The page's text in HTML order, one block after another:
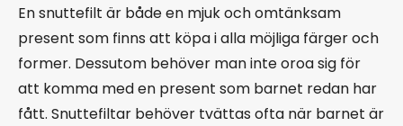
En snuttefilt är både en mjuk och omtänksam
present som finns att köpa i alla möjliga färger och
former. Dessutom behöver man inte oroa sig för
att komma med en present som barnet redan har
fått. Snuttefiltar behöver tvättas ofta när barnet är